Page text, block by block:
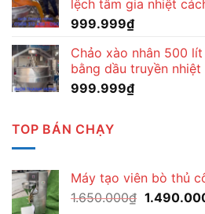
lệch tâm gia nhiệt
999.999₫
Chảo xào nhân 500
bằng dầu truyền nhiệt
999.999₫
TOP BÁN CHẠY
Máy tạo viên bò thủ
1.650.000₫ Giá